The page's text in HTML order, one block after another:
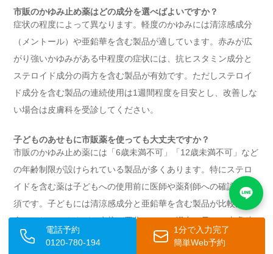
市販のかゆみ止め薬はどの成分を選べばよいですか？
症状の程度によって異なります。軽度のかゆみには清涼感成分
（メントール）や亜鉛華を含む製品が適しています。赤みが広
がり強いかゆみがある中程度の症状には、抗ヒスタミン成分と
ステロイド成分の両方を含む製品が有効です。ただしステロイ
ド成分を含む製品の連続使用は1週間程度を目安とし、改善しな
い場合は皮膚科を受診してください。
子どものあせもに市販薬を使っても大丈夫ですか？
市販のかゆみ止め薬には「6歳未満不可」「12歳未満不可」など
の年齢制限が設けられている製品が多くあります。特にステロ
イドを含む薬は子どもへの使用前に医師や薬剤師への確認が必
須です。子どもには清涼感成分と亜鉛華を含む製品が比較的安
全とされていますが、症状が悪化している場合は早めに皮膚科
を受診することをおすすめします。
電話予約
0120-780-194
1分で入力完了
簡単Web予約